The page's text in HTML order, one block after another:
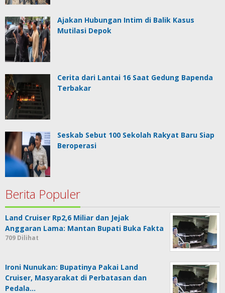
Ajakan Hubungan Intim di Balik Kasus
Mutilasi Depok
Cerita dari Lantai 16 Saat Gedung Bapenda
Terbakar
Seskab Sebut 100 Sekolah Rakyat Baru Siap
Beroperasi
Berita Populer
Land Cruiser Rp2,6 Miliar dan Jejak
Anggaran Lama: Mantan Bupati Buka Fakta
709 Dilihat
Ironi Nunukan: Bupatinya Pakai Land
Cruiser, Masyarakat di Perbatasan dan
Pedala…